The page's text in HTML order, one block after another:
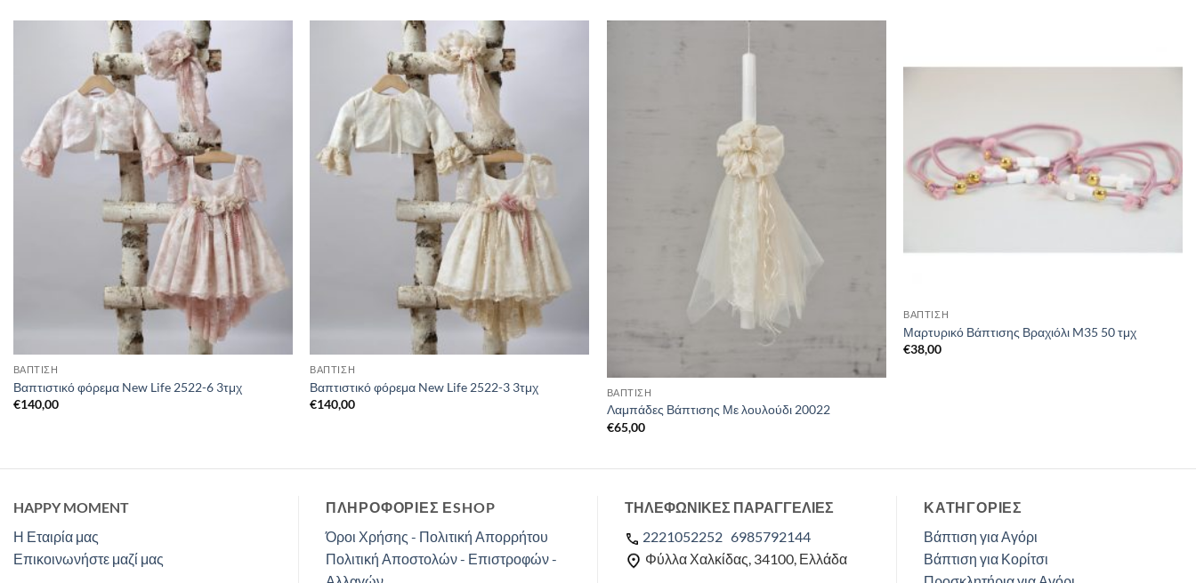
ΒΑΠΤΙΣΗ
Βαπτιστικό φόρεμα New Life 2522-6 3τμχ
€140,00
ΒΑΠΤΙΣΗ
Βαπτιστικό φόρεμα New Life 2522-3 3τμχ
€140,00
ΒΑΠΤΙΣΗ
Λαμπάδες Βάπτισης Με λουλούδι 20022
€65,00
ΒΑΠΤΙΣΗ
Μαρτυρικό Βάπτισης Βραχιόλι M35 50 τμχ
€38,00
HAPPY MOMENT
Η Εταιρία μας
Επικοινωνήστε μαζί μας
ΠΛΗΡΟΦΟΡΙΕΣ ΕSHOP
Όροι Χρήσης - Πολιτική Απορρήτου
Πολιτική Αποστολών - Επιστροφών -
ΤΗΛΕΦΩΝΙΚΕΣ ΠΑΡΑΓΓΕΛΙΕΣ
2221052252 6985792144
Φύλλα Χαλκίδας, 34100, Ελλάδα
ΚΑΤΗΓΟΡΊΕΣ
Βάπτιση για Αγόρι
Βάπτιση για Κορίτσι